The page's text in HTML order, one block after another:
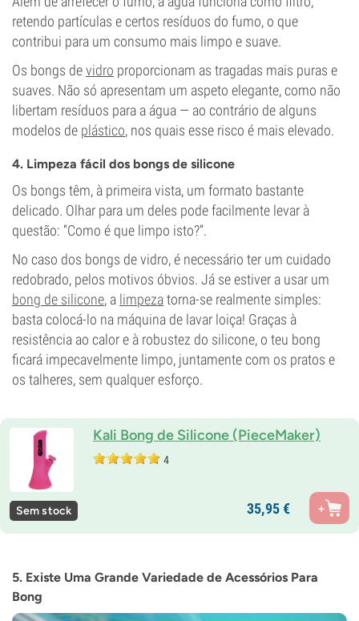
retendo partículas e certos resíduos do fumo, o que
contribui para um consumo mais limpo e suave.
Os bongs devidro proporcionam as tragadas mais puras e
suaves. Não só apresentam um aspeto elegante, como não
libertam resíduos para a água — ao contrário de alguns
modelos de plástico, nos quais esse risco é mais elevado.
4. Limpeza fácil dos bongs de silicone
Os bongs têm, à primeira vista, um formato bastante
delicado. Olhar para um deles pode facilmente levar à
questão: “Como é que limpo isto?”.
No caso dos bongs de vidro, é necessário ter um cuidado
redobrado, pelos motivos óbvios. Já se estiver a usar um
bong de silicone, a limpezatorna-se realmente simples:
basta colocá-lo na máquina de lavar loiça! Graças à
resistência ao calor e à robustez do silicone, o teu bong
ficará impecavelmente limpo, juntamente com os pratos e
os talheres, sem qualquer esforço.
Kali Bong de Silicone (PieceMaker)
4
Sem stock 35,95€
5. Existe Uma Grande Variedade de Acessórios Para
Bong